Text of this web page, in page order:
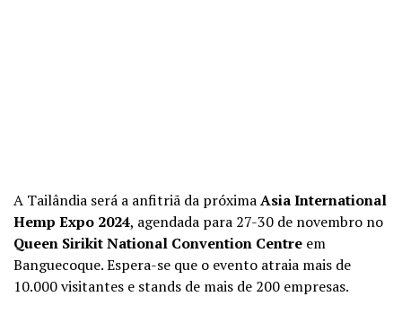
A Tailândia será a anfitriã da próximaAsia International
Hemp Expo 2024, agendada para 27-30 de novembro no
Queen Sirikit National Convention Centre em
Banguecoque. Espera-se que o evento atraia mais de
10.000 visitantes e stands de mais de 200 empresas.